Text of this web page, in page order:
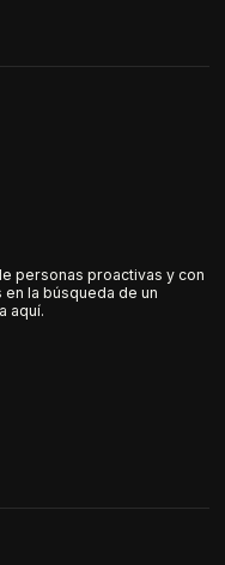
personas proactivas y con
la búsqueda de un
aquí.